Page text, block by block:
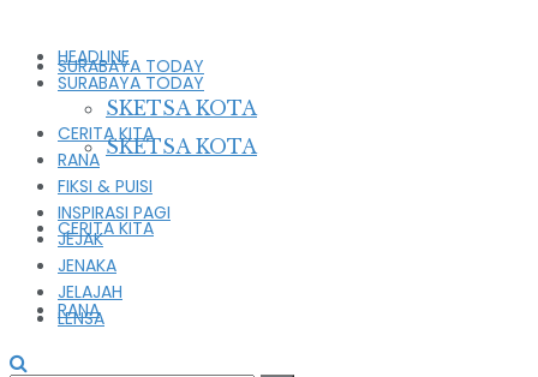
SURABAYA TODAY
SKETSA KOTA
CERITA KITA
RANA
HEADLINE
SURABAYA TODAY
SKETSA KOTA
CERITA KITA
RANA
FIKSI & PUISI
INSPIRASI PAGI
JEJAK
JENAKA
JELAJAH
LENSA